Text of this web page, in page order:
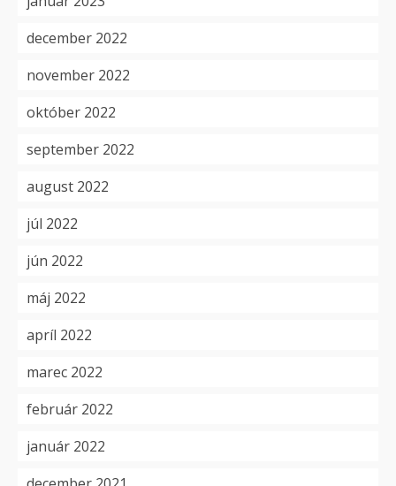
december 2022
november 2022
október 2022
september 2022
august 2022
júl 2022
jún 2022
máj 2022
apríl 2022
marec 2022
február 2022
január 2022